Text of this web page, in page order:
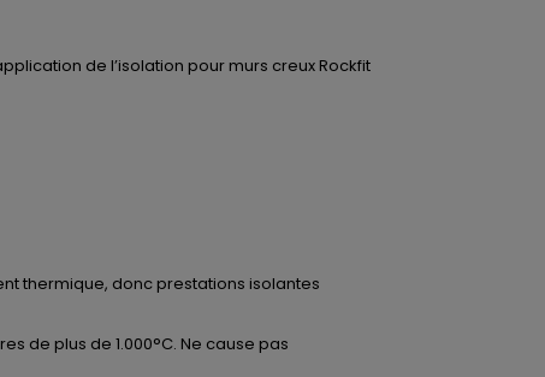
de l’isolation pour murs creux Rockfit
thermique, donc prestations isolantes
de plus de 1.000°C. Ne cause pas